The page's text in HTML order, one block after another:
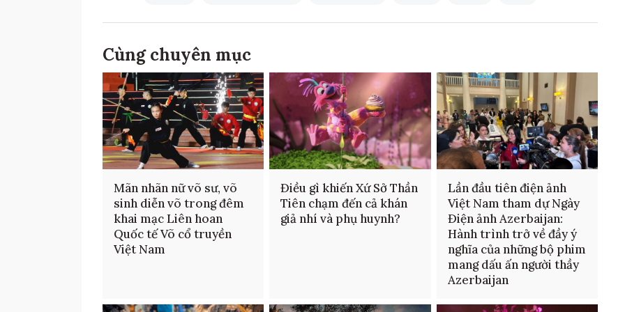
Cùng chuyên mục
Mãn nhãn nữ võ sư, võ
sinh diễn võ trong đêm
khai mạc Liên hoan
Quốc tế Võ cổ truyền
Việt Nam
Điều gì khiến Xứ Sở Thần
Tiên chạm đến cả khán
giả nhí và phụ huynh?
Lần đầu tiên điện ảnh
Việt Nam tham dự Ngày
Điện ảnh Azerbaijan:
Hành trình trở về đầy ý
nghĩa của những bộ phim
mang dấu ấn người thầy
Azerbaijan